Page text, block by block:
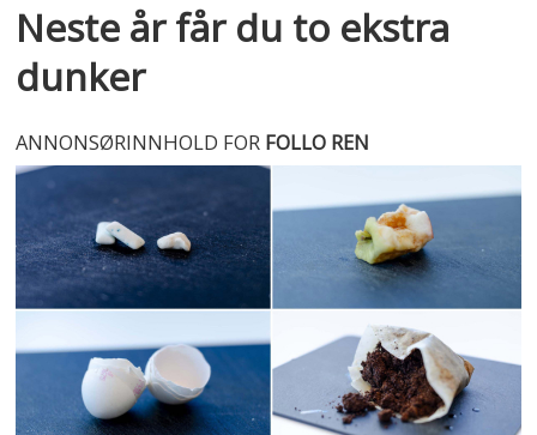
Neste år får du to ekstra
dunker
ANNONSØRINNHOLD FOR FOLLO REN